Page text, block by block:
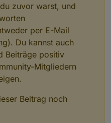
zuvor warst, und
per E-Mail
Du kannst auch
Beiträge positiv
Mitgliedern
Beitrag noch